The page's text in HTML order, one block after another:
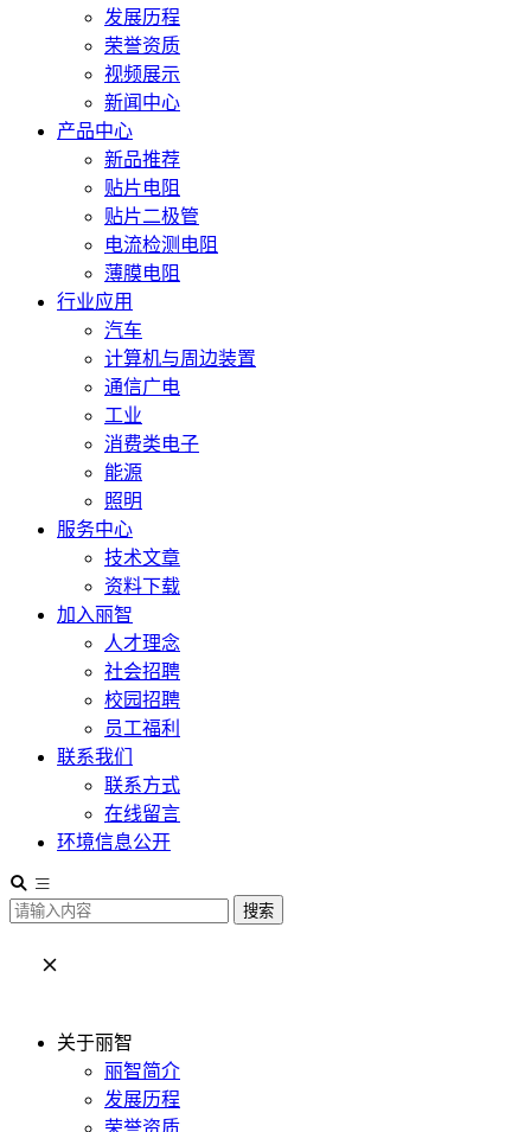
发展历程
荣誉资质
视频展示
新闻中心
产品中心
新品推荐
贴片电阻
贴片二极管
电流检测电阻
薄膜电阻
行业应用
汽车
计算机与周边装置
通信广电
工业
消费类电子
能源
照明
服务中心
技术文章
资料下载
加入丽智
人才理念
社会招聘
校园招聘
员工福利
联系我们
联系方式
在线留言
环境信息公开
搜索
关于丽智
丽智简介
发展历程
荣誉资质